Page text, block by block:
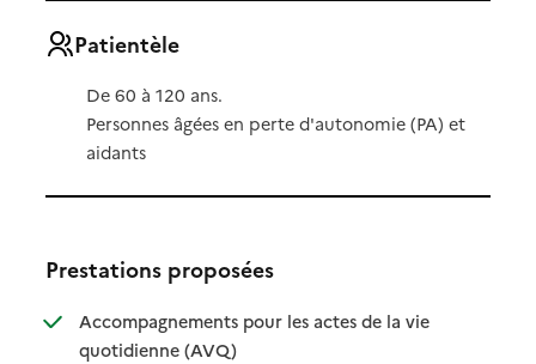
Patientèle
De 60 à 120 ans.
Personnes âgées en perte d'autonomie (PA) et
aidants
Prestations proposées
Accompagnements pour les actes de la vie
quotidienne (AVQ): disponible
: non disponible